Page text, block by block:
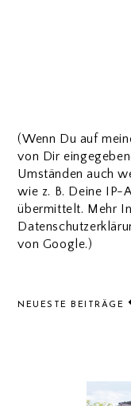
(Wenn Du auf
von Dir
Umständen auch
wie z. B. Deine IP-
übermittelt. Mehr
von Google.)
NEUESTE BEITRÄGE